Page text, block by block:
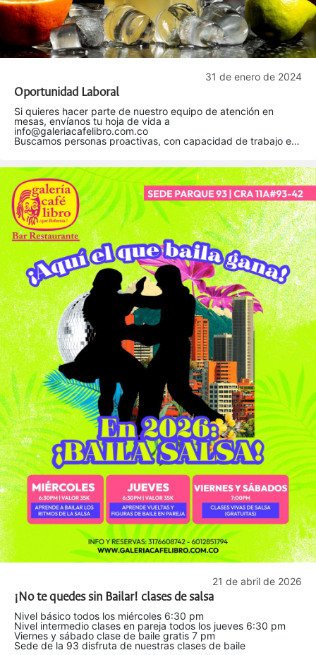
31 de enero de 2024
Oportunidad Laboral
Si quieres hacer parte de nuestro equipo de atención en
mesas, envíanos tu hoja de vida a
info@galeriacafelibro.com.co
Buscamos personas proactivas, con capacidad de trabajo en
21 de abril de 2026
¡No te quedes sin Bailar! clases de salsa
Nivel básico todos los miércoles 6:30 pm
Nivel intermedio clases en pareja todos los jueves 6:30 pm
Viernes y sábado clase de baile gratis 7 pm
Sede de la 93 disfruta de nuestras clases de baile